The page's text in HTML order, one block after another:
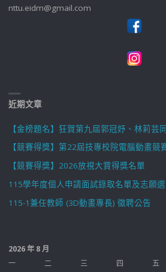
nttu.eidm@gmail.com
近期文章
【金榜題名】狂賀第九屆郭冠妤、林莉芸
【競賽得獎】第22屆技專校院電腦動畫競
【競賽得獎】2026放視大賞得獎名單
115學年度個人申請面試錄取名單及志願
115-1兼任教師 (3D動畫專長) 徵聘公告
2026 年 8 月
一
二 三 四 五